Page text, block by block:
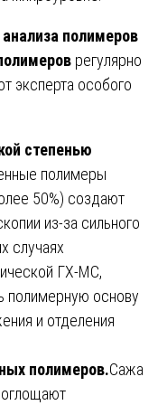
полимеров
регулярно
эксперта особого
степенью
полимеры
50%) создают
из-за сильного
случаях
ГХ-МС,
полимерную основу
и отделения
полимеров.Сажа